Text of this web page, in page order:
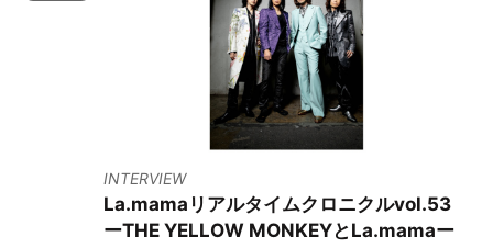
INTERVIEW
La.mamaリアルタイムクロニクルvol.53
ーTHE YELLOW MONKEYとLa.mamaー